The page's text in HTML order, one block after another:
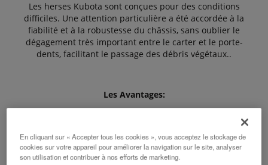
Les herses Kubota sont conçues pour des conditions
difficiles. Une attention particulière a été accordée à la
fiabilité et à la robustesse du châssis, sans oublier le
dégagement très important entre le carter et le porte-
dents, facilitant le passage des débris végétaux..
Les Avantages:
Conception robuste et surdimensionnée pour
garantir de hautes performances.
En cliquant sur « Accepter tous les cookies », vous acceptez le stockage de
cookies sur votre appareil pour améliorer la navigation sur le site, analyser
son utilisation et contribuer à nos efforts de marketing.